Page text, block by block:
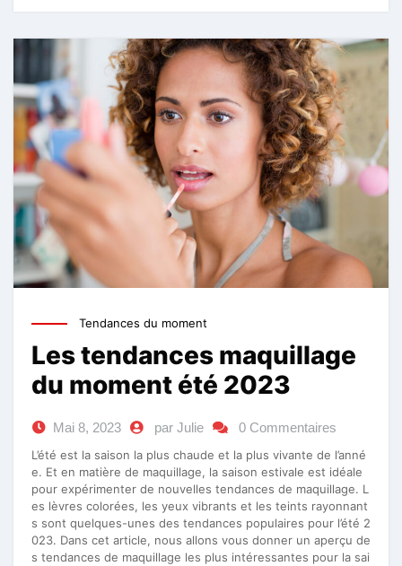
Tendances du moment
Les tendances maquillage
du moment été 2023
Mai 8, 2023 par Julie 0 Commentaires
L’été est la saison la plus chaude et la plus vivante de l’anné
e. Et en matière de maquillage, la saison estivale est idéale
pour expérimenter de nouvelles tendances de maquillage. L
es lèvres colorées, les yeux vibrants et les teints rayonnant
s sont quelques-unes des tendances populaires pour l’été 2
023. Dans cet article, nous allons vous donner un aperçu de
s tendances de maquillage les plus intéressantes pour la sai